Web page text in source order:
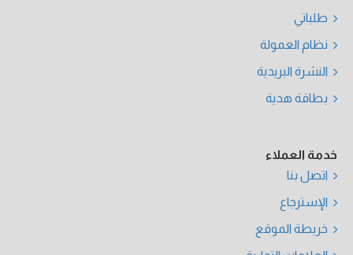
طلباتي
نظام العمولة
النشرة البريدية
بطاقة هدية
خدمة العملاء
اتصل بنا
الإسترجاع
خريطة الموقع